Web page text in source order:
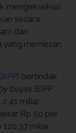
mengeksekusi
secara
dan
memesan
BIPP) bertindak
buyer. BIPP
miliar
Rp 50 per
miliar.